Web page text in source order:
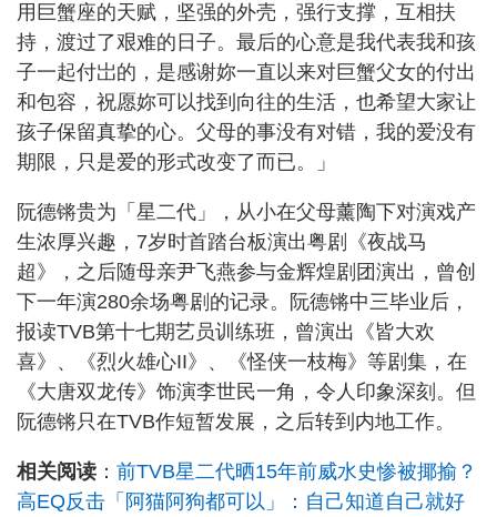
用巨蟹座的天赋，坚强的外壳，强行支撑，互相扶
持，渡过了艰难的日子。最后的心意是我代表我和孩
子一起付岀的，是感谢妳一直以来对巨蟹父女的付出
和包容，祝愿妳可以找到向往的生活，也希望大家让
孩子保留真挚的心。父母的事没有对错，我的爱没有
期限，只是爱的形式改变了而已。」
阮德锵贵为「星二代」，从小在父母薰陶下对演戏产
生浓厚兴趣，7岁时首踏台板演出粤剧《夜战马
超》，之后随母亲尹飞燕参与金辉煌剧团演出，曾创
下一年演280余场粤剧的记录。阮德锵中三毕业后，
报读TVB第十七期艺员训练班，曾演出《皆大欢
喜》、《烈火雄心II》、《怪侠一枝梅》等剧集，在
《大唐双龙传》饰演李世民一角，令人印象深刻。但
阮德锵只在TVB作短暂发展，之后转到内地工作。
相关阅读 ： 前TVB星二代晒15年前威水史惨被揶揄？
高EQ反击「阿猫阿狗都可以」：自己知道自己就好